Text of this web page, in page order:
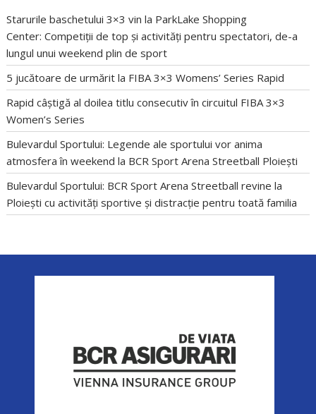
Starurile baschetului 3×3 vin la ParkLake Shopping
Center: Competiții de top și activități pentru spectatori, de-a
lungul unui weekend plin de sport
5 jucătoare de urmărit la FIBA 3×3 Womens’ Series Rapid
Rapid câștigă al doilea titlu consecutiv în circuitul FIBA 3×3
Women’s Series
Bulevardul Sportului: Legende ale sportului vor anima
atmosfera în weekend la BCR Sport Arena Streetball Ploiești
Bulevardul Sportului: BCR Sport Arena Streetball revine la
Ploiești cu activități sportive și distracție pentru toată familia